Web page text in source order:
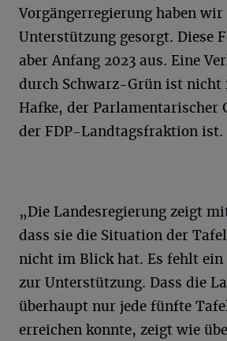
Vorgängerregierung haben
Unterstützung gesorgt. Diese
aber Anfang 2023 aus. Eine
durch Schwarz-Grün ist nicht
Hafke, der Parlamentarischer
der FDP-Landtagsfraktion ist.
„Die Landesregierung zeigt
dass sie die Situation der
nicht im Blick hat. Es fehlt ein
zur Unterstützung. Dass die
überhaupt nur jede fünfte
erreichen konnte, zeigt wie